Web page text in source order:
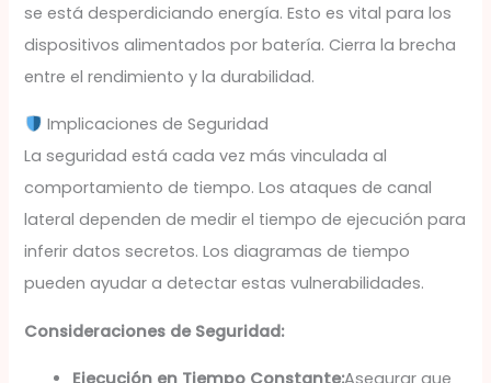
se está desperdiciando energía. Esto es vital para los
dispositivos alimentados por batería. Cierra la brecha
entre el rendimiento y la durabilidad.
Implicaciones de Seguridad
La seguridad está cada vez más vinculada al
comportamiento de tiempo. Los ataques de canal
lateral dependen de medir el tiempo de ejecución para
inferir datos secretos. Los diagramas de tiempo
pueden ayudar a detectar estas vulnerabilidades.
Consideraciones de Seguridad: